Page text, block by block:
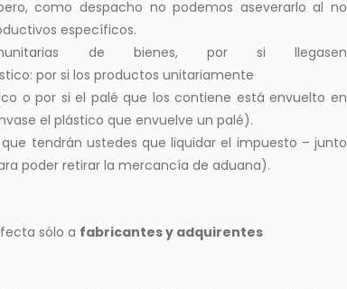
como despacho no podemos aseverarlo al no
específicos.
de bienes, por si llegasen
por si los productos unitariamente
o por si el palé que los contiene está envuelto en
el plástico que envuelve un palé).
tendrán ustedes que liquidar el impuesto – junto
poder retirar la mercancía de aduana).
sólo a fabricantes y adquirentes